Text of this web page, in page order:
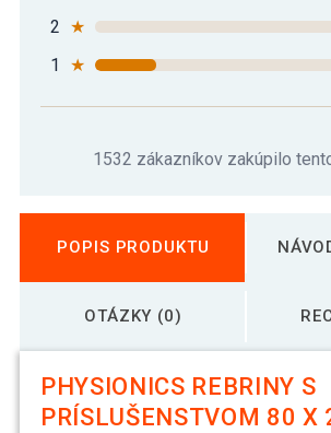
2 ★
1
★
1532 zákazníkov zakúpilo
POPIS PRODUKTU
OTÁZKY (0)
PHYSIONICS REBRINY S
PRÍSLUŠENSTVOM 80 X